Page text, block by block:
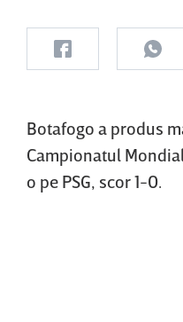
Botafogo a produs
Campionatul
o pe PSG, scor 1-0.